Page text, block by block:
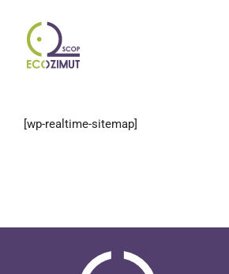
contenu
[wp-realtime-sitemap]